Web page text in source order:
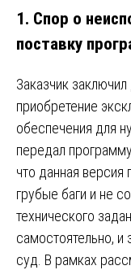
1. Спор о
поставку
Заказчик
приобретение
обеспечения для
передал
что данная
грубые баги и не
технического
самостоятельно, и
суд. В рамках